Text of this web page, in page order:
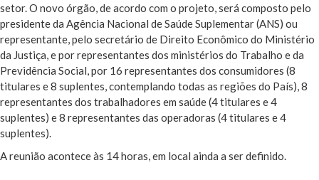
setor. O novo órgão, de acordo com o projeto, será composto pelo
presidente da Agência Nacional de Saúde Suplementar (ANS) ou
representante, pelo secretário de Direito Econômico do Ministério
da Justiça, e por representantes dos ministérios do Trabalho e da
Previdência Social, por 16 representantes dos consumidores (8
titulares e 8 suplentes, contemplando todas as regiões do País), 8
representantes dos trabalhadores em saúde (4 titulares e 4
suplentes) e 8 representantes das operadoras (4 titulares e 4
suplentes).
A reunião acontece às 14 horas, em local ainda a ser definido.